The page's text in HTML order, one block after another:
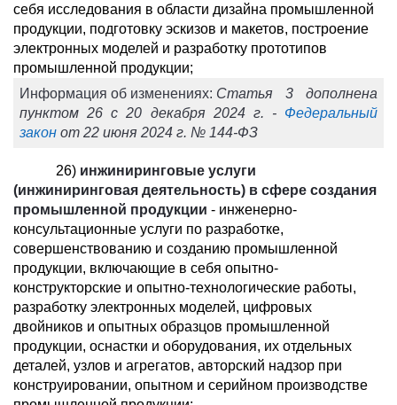
себя исследования в области дизайна промышленной
продукции, подготовку эскизов и макетов, построение
электронных моделей и разработку прототипов
промышленной продукции;
Информация об изменениях: Статья 3 дополнена
пунктом 26 с 20 декабря 2024 г. - Федеральный
законот 22 июня 2024 г. № 144-ФЗ
26) инжиниринговые услуги
(инжиниринговая деятельность) в сфере создания
промышленной продукции - инженерно-
консультационные услуги по разработке,
совершенствованию и созданию промышленной
продукции, включающие в себя опытно-
конструкторские и опытно-технологические работы,
разработку электронных моделей, цифровых
двойников и опытных образцов промышленной
продукции, оснастки и оборудования, их отдельных
деталей, узлов и агрегатов, авторский надзор при
конструировании, опытном и серийном производстве